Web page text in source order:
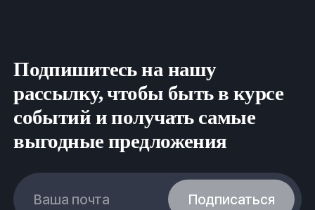
Подпишитесь на нашу
рассылку, чтобы быть в курсе
событий и получать самые
выгодные предложения
Ваша почта Подписаться